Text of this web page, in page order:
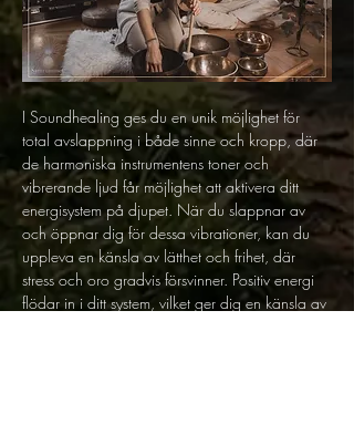
I Soundhealing ges du en unik möjlighet för
total avslappning i både sinne och kropp, där
de harmoniska instrumentens toner och
vibrerande ljud får möjlighet att aktivera ditt
energisystem på djupet. När du slappnar av
och öppnar dig för dessa vibrationer, kan du
uppleva en känsla av lätthet och frihet, där
stress och oro gradvis försvinner. Positiv energi
flödar in i ditt system, vilket ger dig en känsla av